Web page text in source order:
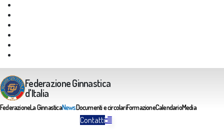
Federazione Ginnastica
d'Italia
FederazioneLa GinnasticaNewsDocumenti e circolariFormazioneCalendarioMedia
Contatti